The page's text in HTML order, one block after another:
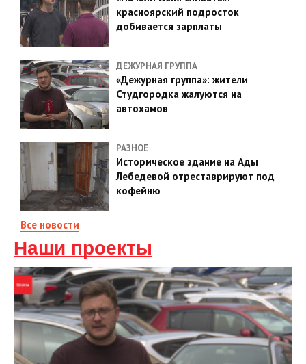
красноярский подросток
добивается зарплаты
ДЕЖУРНАЯ ГРУППА
«Дежурная группа»: жители
Студгородка жалуются на
автохамов
РАЗНОЕ
Историческое здание на Ады
Лебедевой отреставрируют под
кофейню
Все новости
Наши проекты